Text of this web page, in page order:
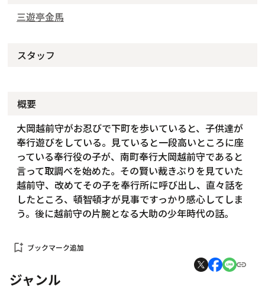
三遊亭金馬
スタッフ
概要
大岡越前守がお忍びで下町を歩いていると、子供達が
奉行遊びをしている。見ていると一段高いところに座
っている奉行役の子が、南町奉行大岡越前守であると
言って取調べを始めた。その賢い裁きぶりを見ていた
越前守、改めてその子を奉行所に呼び出し、直々話を
したところ、頓智頓才が見事ですっかり感心してしま
う。後に越前守の片腕となる大助の少年時代の話。
bookmark_add ブックマーク追加
ジャンル